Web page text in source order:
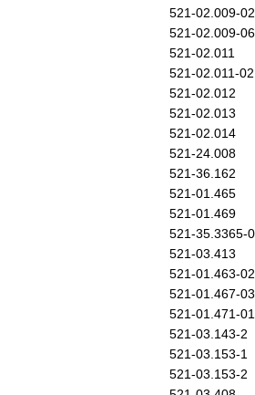
521-02.009-02
521-02.009-06
521-02.011
521-02.011-02
521-02.012
521-02.013
521-02.014
521-24.008
521-36.162
521-01.465
521-01.469
521-35.3365-
521-03.413
521-01.463-02
521-01.467-03
521-01.471-01
521-03.143-2
521-03.153-1
521-03.153-2